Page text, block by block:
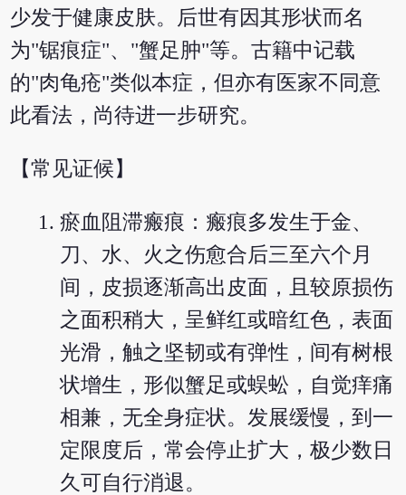
少发于健康皮肤。后世有因其形状而名
为"锯痕症"、"蟹足肿"等。古籍中记载
的"肉龟疮"类似本症，但亦有医家不同意
此看法，尚待进一步研究。
【常见证候】
瘀血阻滞瘢痕：瘢痕多发生于金、
刀、水、火之伤愈合后三至六个月
间，皮损逐渐高出皮面，且较原损伤
之面积稍大，呈鲜红或暗红色，表面
光滑，触之坚韧或有弹性，间有树根
状增生，形似蟹足或蜈蚣，自觉痒痛
相兼，无全身症状。发展缓慢，到一
定限度后，常会停止扩大，极少数日
久可自行消退。